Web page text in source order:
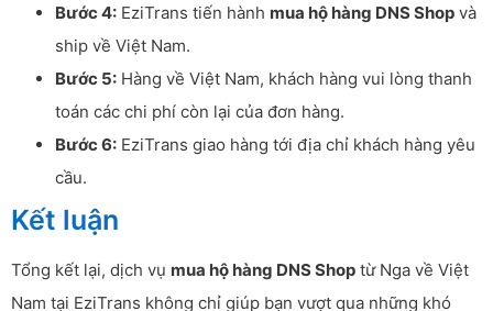
Bước 4: EziTrans tiến hành mua hộ hàng DNS Shop và
ship về Việt Nam.
Bước 5: Hàng về Việt Nam, khách hàng vui lòng thanh
toán các chi phí còn lại của đơn hàng.
Bước 6: EziTrans giao hàng tới địa chỉ khách hàng yêu
cầu.
Kết luận
Tổng kết lại, dịch vụ mua hộ hàng DNS Shop từ Nga về Việt
Nam tại EziTrans không chỉ giúp bạn vượt qua những khó